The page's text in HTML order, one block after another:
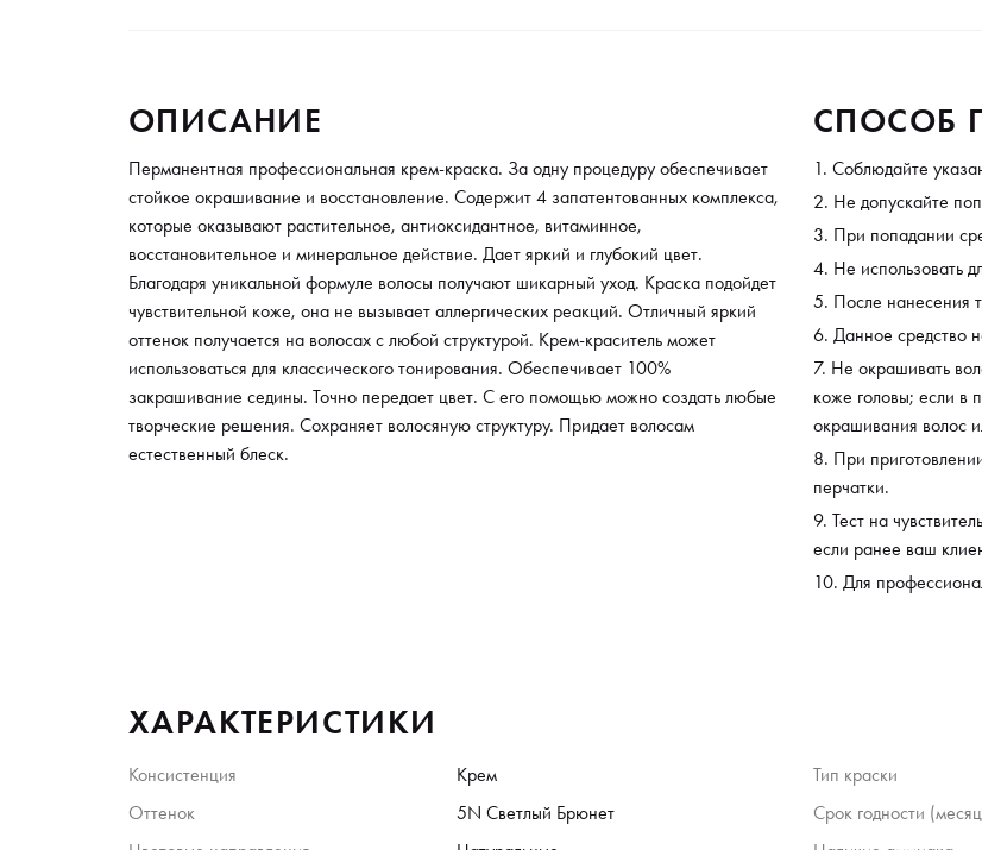
ОПИСАНИЕ
Перманентная профессиональная крем-краска. За одну процедуру обеспечивает
стойкое окрашивание и восстановление. Содержит 4 запатентованных комплекса,
которые оказывают растительное, антиоксидантное, витаминное,
восстановительное и минеральное действие. Дает яркий и глубокий цвет.
Благодаря уникальной формуле волосы получают шикарный уход. Краска подойдет
чувствительной коже, она не вызывает аллергических реакций. Отличный яркий
оттенок получается на волосах с любой структурой. Крем-краситель может
использоваться для классического тонирования. Обеспечивает 100%
закрашивание седины. Точно передает цвет. С его помощью можно создать любые
творческие решения. Сохраняет волосяную структуру. Придает волосам
естественный блеск.
СПОСОБ
Соблюдайте
Не допускайте
При попадании
Не использовать
После нанесения
Данное средство
Не окрашивать
коже головы; если в
окрашивания волос
При
перчатки.
Тест на
если ранее ваш
Для
ХАРАКТЕРИСТИКИ
Консистенция Крем Тип краски
Оттенок
5N Светлый Брюнет Срок годности